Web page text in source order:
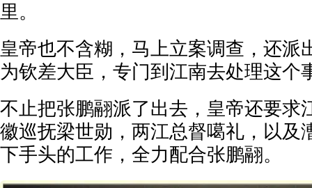
里。
皇帝也不含糊，马上立案调查，还派
为钦差大臣，专门到江南去处理这个
不止把张鹏翮派了出去，皇帝还要求
徽巡抚梁世勋，两江总督噶礼，以及
下手头的工作，全力配合张鹏翮。